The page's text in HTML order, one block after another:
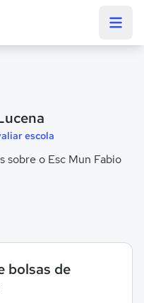
escola
sobre o Esc Mun Fabio
bolsas de